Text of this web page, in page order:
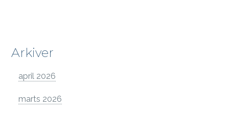
Arkiver
april 2026
marts 2026